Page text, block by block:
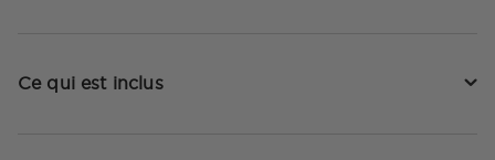
Ce qui est inclus